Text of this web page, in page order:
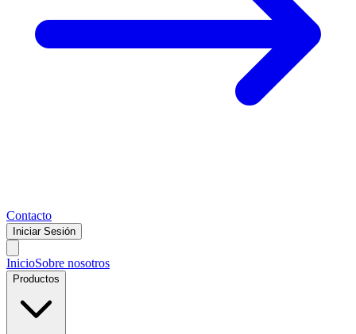
Contacto
Iniciar Sesión
InicioSobre nosotros
Productos